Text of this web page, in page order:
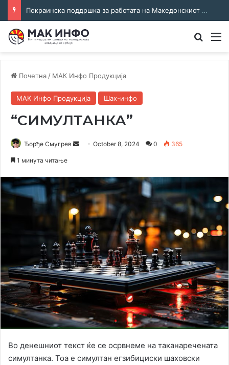
Покраинска поддршка за работата на Македонскиот национален совет: потпишан договор за суфинансирање на активностите
Почетна / МАК Инфо Продукција
МАК Инфо Продукција Шах-инфо
“СИМУЛТАНКА”
Ђорђе Смугрев
SendOctober 8, 2024 0 365
1 минута читање
Во денешниот текст ќе се осрвнеме на таканаречената
симултанка. Тоа е симултан егзибициски шаховски